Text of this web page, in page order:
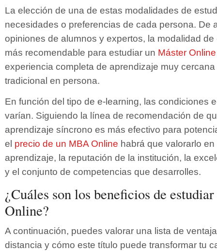
La elección de una de estas modalidades de
necesidades o preferencias de cada persona. De
opiniones de alumnos y expertos, la modalidad
más recomendable para estudiar un Máster
experiencia completa de aprendizaje muy
tradicional en persona.
En función del tipo de e-learning, las condiciones
varían. Siguiendo la línea de recomendación de
aprendizaje síncrono es más efectivo para
el precio de un MBA Online habrá que valorarlo
aprendizaje, la reputación de la institución, la
y el conjunto de competencias que desarrolles.
¿Cuáles son los beneficios de
Online?
A continuación, puedes valorar una lista de
distancia y cómo este título puede transformar tu